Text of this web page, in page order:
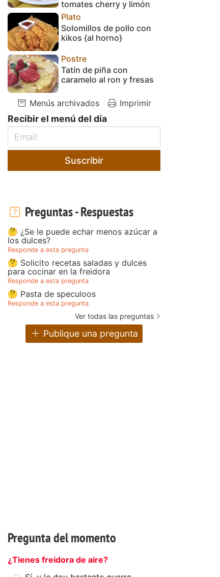
tomates cherry y limón
Plato
Solomillos de pollo con
kikos {al horno}
Postre
Tatín de piña con
caramelo al ron y fresas
Menús archivados Imprimir
Recibir el menú del día
Suscribir
Preguntas - Respuestas
🤔 ¿Se le puede echar menos azúcar a
los dulces?
Responde a esta pregunta
🤔 Solicito recetas saladas y dulces
para cocinar en la freidora
Responde a esta pregunta
🤔 Pasta de speculoos
Responde a esta pregunta
Ver todas las preguntas
Publique una pregunta
Pregunta del momento
¿Tienes freidora de aire?